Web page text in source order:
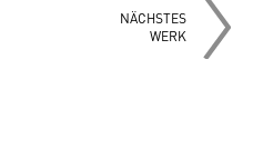
NÄCHSTES
WERK